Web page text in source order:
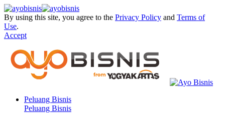
By using this site, you agree to the Privacy Policy and Terms of
Use.
Accept
Peluang Bisnis
Peluang Bisnis